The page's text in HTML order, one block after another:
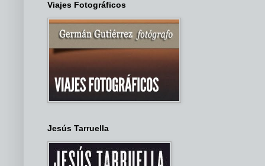
Viajes Fotográficos
Jesús Tarruella